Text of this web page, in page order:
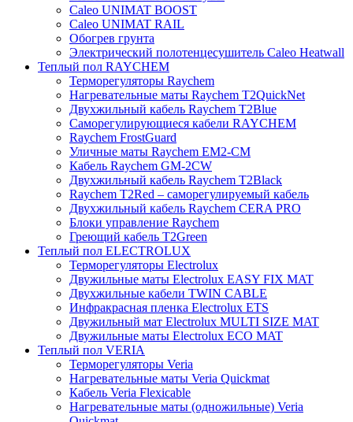
Caleo UNIMAT BOOST
Caleo UNIMAT RAIL
Обогрев грунта
Электрический полотенцесушитель Caleo Heatwall
Теплый пол RAYCHEM
Терморегуляторы Raychem
Нагревательные маты Raychem T2QuickNet
Двухжильный кабель Raychem T2Blue
Саморегулирующиеся кабели RAYCHEM
Raychem FrostGuard
Уличные маты Raychem EM2-CM
Кабель Raychem GM-2CW
Двухжильный кабель Raychem T2Black
Raychem T2Red – саморегулируемый кабель
Двухжильный кабель Raychem CERA PRO
Блоки управление Raychem
Греющий кабель T2Green
Теплый пол ELECTROLUX
Терморегуляторы Electrolux
Двужильные маты Electrolux EASY FIX MAT
Двухжильные кабели TWIN CABLE
Инфракрасная пленка Electrolux ETS
Двужильный мат Electrolux MULTI SIZE MAT
Двужильные маты Electrolux ECO MAT
Теплый пол VERIA
Терморегуляторы Veria
Нагревательные маты Veria Quickmat
Кабель Veria Flexicable
Нагревательные маты (одножильные) Veria